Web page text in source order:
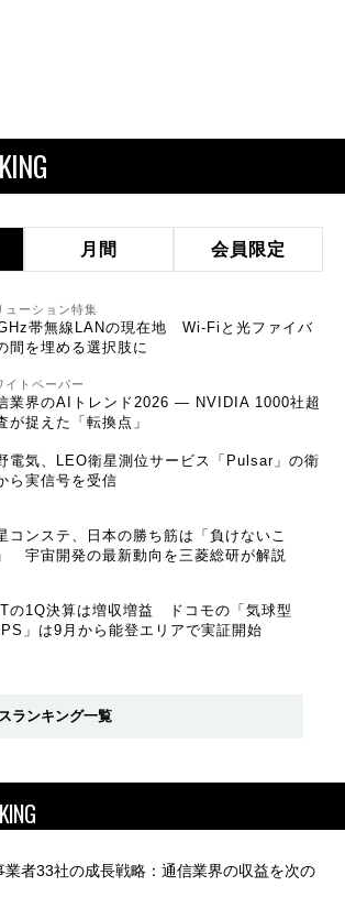
月間 会員限定
ューション特集
帯無線LANの現在地 Wi-Fiと光ファイバ
間を埋める選択肢に
イトペーパー
業界のAIトレンド2026 ― NVIDIA 1000社超
が捉えた「転換点」
電気、LEO衛星測位サービス「Pulsar」の衛
ら実信号を受信
コンステ、日本の勝ち筋は「負けないこ
宇宙開発の最新動向を三菱総研が解説
の1Q決算は増収増益 ドコモの「気球型
」は9月から能登エリアで実証開始
ランキング一覧
業者33社の成長戦略：通信業界の収益を次の